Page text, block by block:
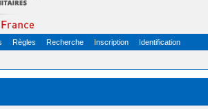
Règles Recherche Inscription Identification